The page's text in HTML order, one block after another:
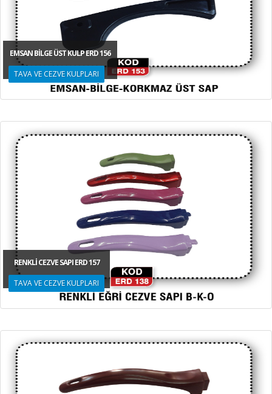
EMSAN BİLGE ÜST KULP ERD 156
TAVA VE CEZVE KULPLARI
RENKLİ CEZVE SAPI ERD 157
TAVA VE CEZVE KULPLARI